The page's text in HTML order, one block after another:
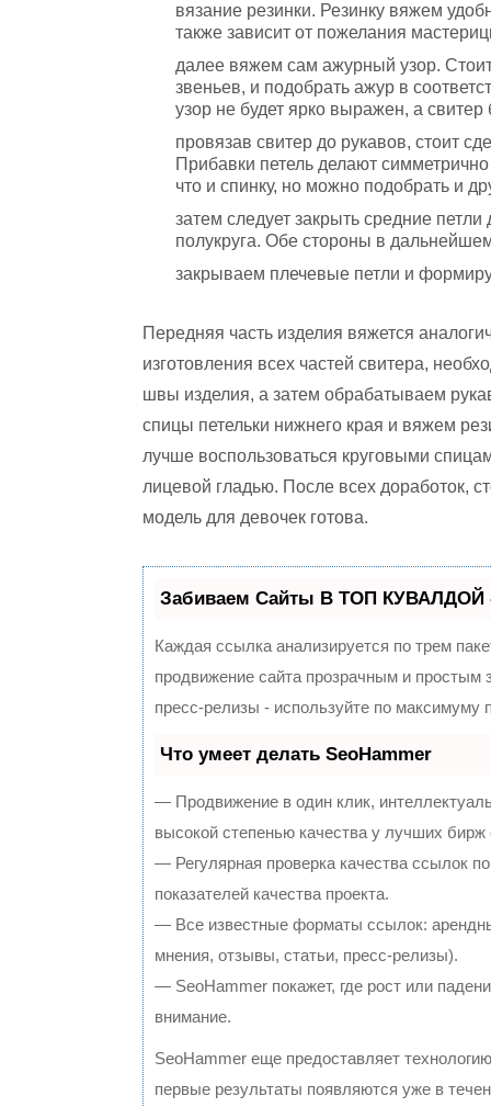
вязание резинки. Резинку вяжем
также зависит от пожелания
далее вяжем сам ажурный узор.
звеньев, и подобрать ажур в
узор не будет ярко выражен, а свитер
провязав свитер до рукавов, стоит
Прибавки петель делают
что и спинку, но можно подобрать и
затем следует закрыть средние
полукруга. Обе стороны в
закрываем плечевые петли и
Передняя часть изделия вяжется
изготовления всех частей свитера,
швы изделия, а затем обрабатываем
спицы петельки нижнего края и вяжем
лучше воспользоваться круговыми
лицевой гладью. После всех доработок,
модель для девочек готова.
Забиваем Сайты В ТОП КУВАЛДОЙ -
Каждая ссылка анализируется по трем
продвижение сайта прозрачным и
пресс-релизы - используйте по
Что умеет делать SeoHammer
— Продвижение в один клик,
высокой степенью качества у лучших бирж
— Регулярная проверка качества ссылок
показателей качества проекта.
— Все известные форматы ссылок:
мнения, отзывы, статьи, пресс-релизы).
— SeoHammer покажет, где рост или
внимание.
SeoHammer еще предоставляет
первые результаты появляются уже в